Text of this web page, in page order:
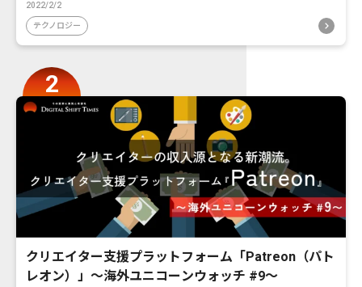
2022/2/2
テクノロジー
クリエイター支援プラットフォーム「Patreon（パト
レオン）」〜海外ユニコーンウォッチ #9〜